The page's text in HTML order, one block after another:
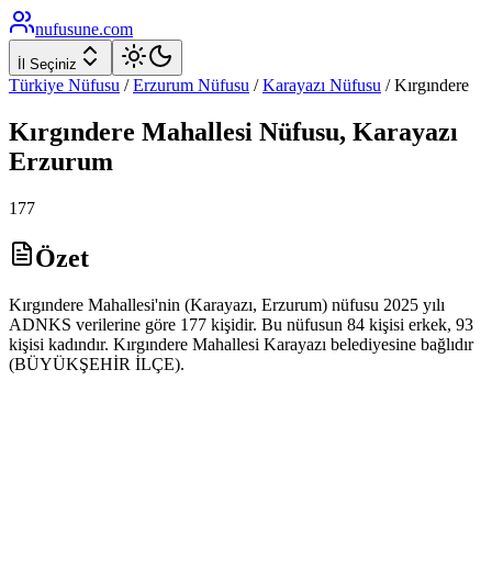
nufusune.com
İl Seçiniz
Türkiye Nüfusu / Erzurum Nüfusu / Karayazı Nüfusu /Kırgındere
Kırgındere Mahallesi Nüfusu, Karayazı
Erzurum
177
Özet
Kırgındere Mahallesi'nin (Karayazı, Erzurum) nüfusu 2025 yılı
ADNKS verilerine göre 177 kişidir. Bu nüfusun 84 kişisi erkek, 93
kişisi kadındır. Kırgındere Mahallesi Karayazı belediyesine bağlıdır
(BÜYÜKŞEHİR İLÇE).